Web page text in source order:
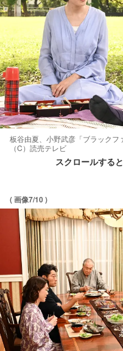
板谷由夏、小野武彦「ブラックフ
（C）読売テレビ
スクロールする
( 画像7/10 )